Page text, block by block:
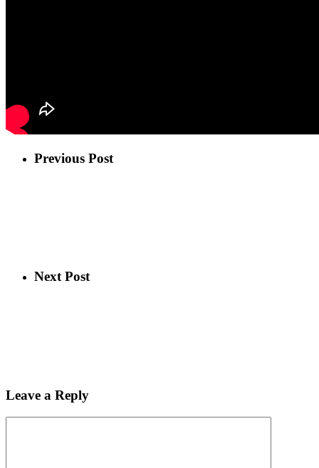
Previous Post
Next Post
Leave a Reply